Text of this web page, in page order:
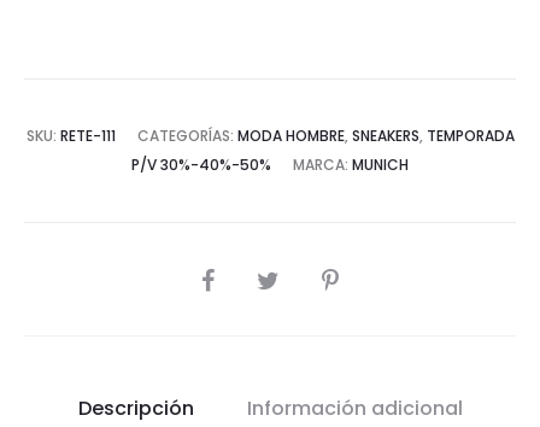
SKU: RETE-111 CATEGORÍAS: MODA HOMBRE, SNEAKERS, TEMPORADA
P/V 30%-40%-50%
MARCA: MUNICH
COMPARTIR
Descripción Información adicional